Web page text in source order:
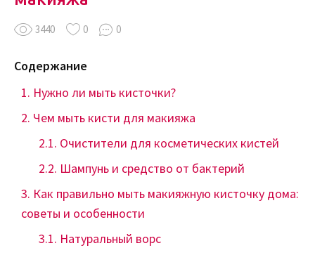
3440 0 0
Содержание
Нужно ли мыть кисточки?
Чем мыть кисти для макияжа
Очистители для косметических кистей
Шампунь и средство от бактерий
Как правильно мыть макияжную кисточку дома:
советы и особенности
Натуральный ворс